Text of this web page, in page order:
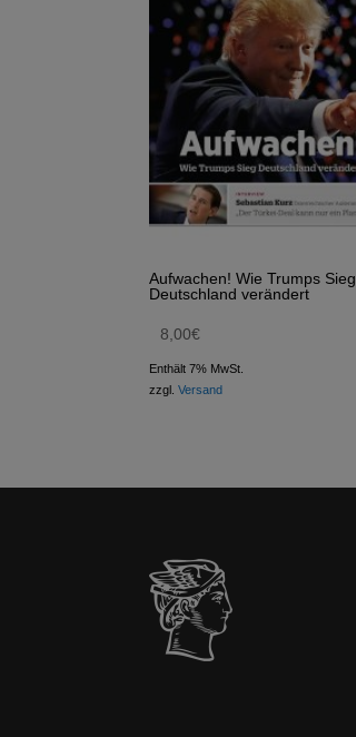
Aufwachen! Wie Trumps Sieg
Deutschland verändert
8,00€
Enthält 7% MwSt.
zzgl.Versand